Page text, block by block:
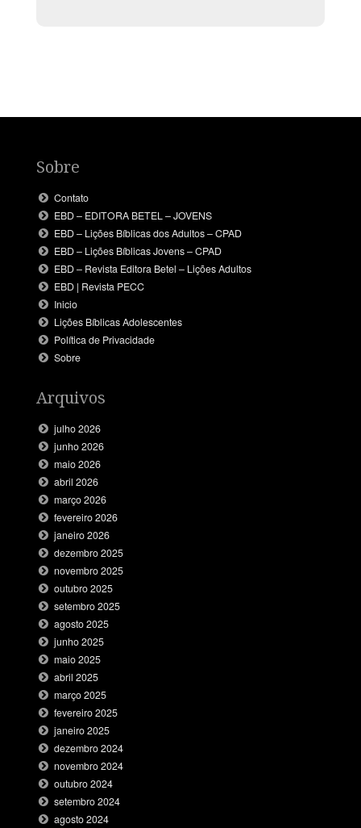
Sobre
Contato
EBD – EDITORA BETEL – JOVENS
EBD – Lições Bíblicas dos Adultos – CPAD
EBD – Lições Bíblicas Jovens – CPAD
EBD – Revista Editora Betel – Lições Adultos
EBD | Revista PECC
Inicio
Lições Bíblicas Adolescentes
Política de Privacidade
Sobre
Arquivos
julho 2026
junho 2026
maio 2026
abril 2026
março 2026
fevereiro 2026
janeiro 2026
dezembro 2025
novembro 2025
outubro 2025
setembro 2025
agosto 2025
junho 2025
maio 2025
abril 2025
março 2025
fevereiro 2025
janeiro 2025
dezembro 2024
novembro 2024
outubro 2024
setembro 2024
agosto 2024